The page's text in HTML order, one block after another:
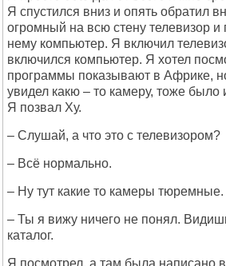
Я спустился вниз и опять обратил
огромный на всю стену телевизор
нему компьютер. Я включил
включился компьютер. Я хотел
программы показывают в Африке,
увидел какю – то камеру, тоже было
Я позвал Ху.
– Слушай, а что это с телевизором?
– Всё нормально.
– Ну тут какие то камеры тюремные.
– Ты я вижу ничего не понял.
каталог.
Я посмотрел, а там была написано